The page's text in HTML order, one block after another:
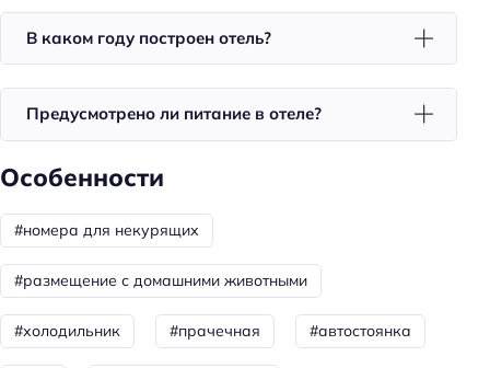
Спорт: настольный теннис
Горнолыжный отдых
Отопление
Номеров: 9
Дата постройки: 2017
Сад
Доступность
В каком году построен отель?
Предусмотрено ли питание в отеле?
Особенности
#номера для некурящих
#размещение с домашними животными
#холодильник #прачечная #автостоянка